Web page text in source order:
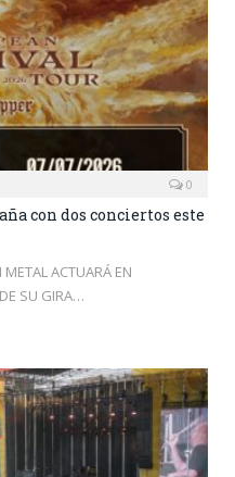
0
con dos conciertos este
ACTUARÁ EN
SU GIRA…